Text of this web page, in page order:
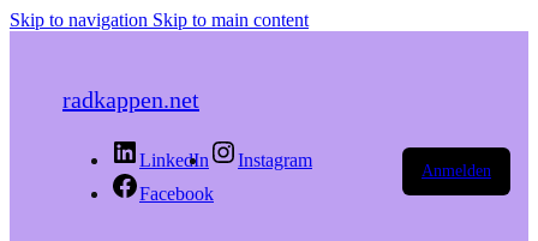
Skip to navigation Skip to main content
radkappen.net
LinkedIn
Instagram
Facebook
Anmelden